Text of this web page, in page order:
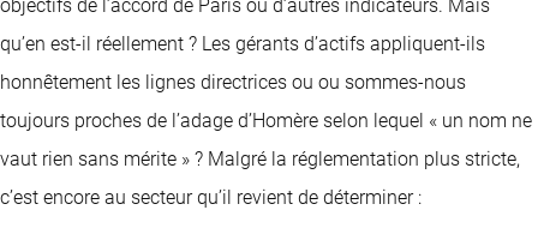
objectifs de l’accord de Paris ou d’autres indicateurs. Mais
qu’en est-il réellement ? Les gérants d’actifs appliquent-ils
honnêtement les lignes directrices ou ou sommes-nous
toujours proches de l’adage d’Homère selon lequel « un nom ne
vaut rien sans mérite » ? Malgré la réglementation plus stricte,
c’est encore au secteur qu’il revient de déterminer :